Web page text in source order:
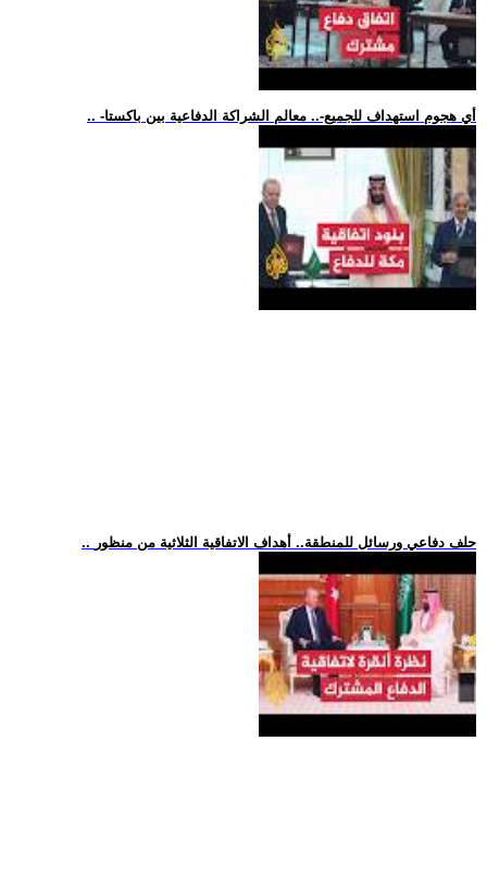
.. -أي هجوم استهداف للجميع-.. معالم الشراكة الدفاعية بين باكستا
.. حلف دفاعي ورسائل للمنطقة.. أهداف الاتفاقية الثلاثية من منظور